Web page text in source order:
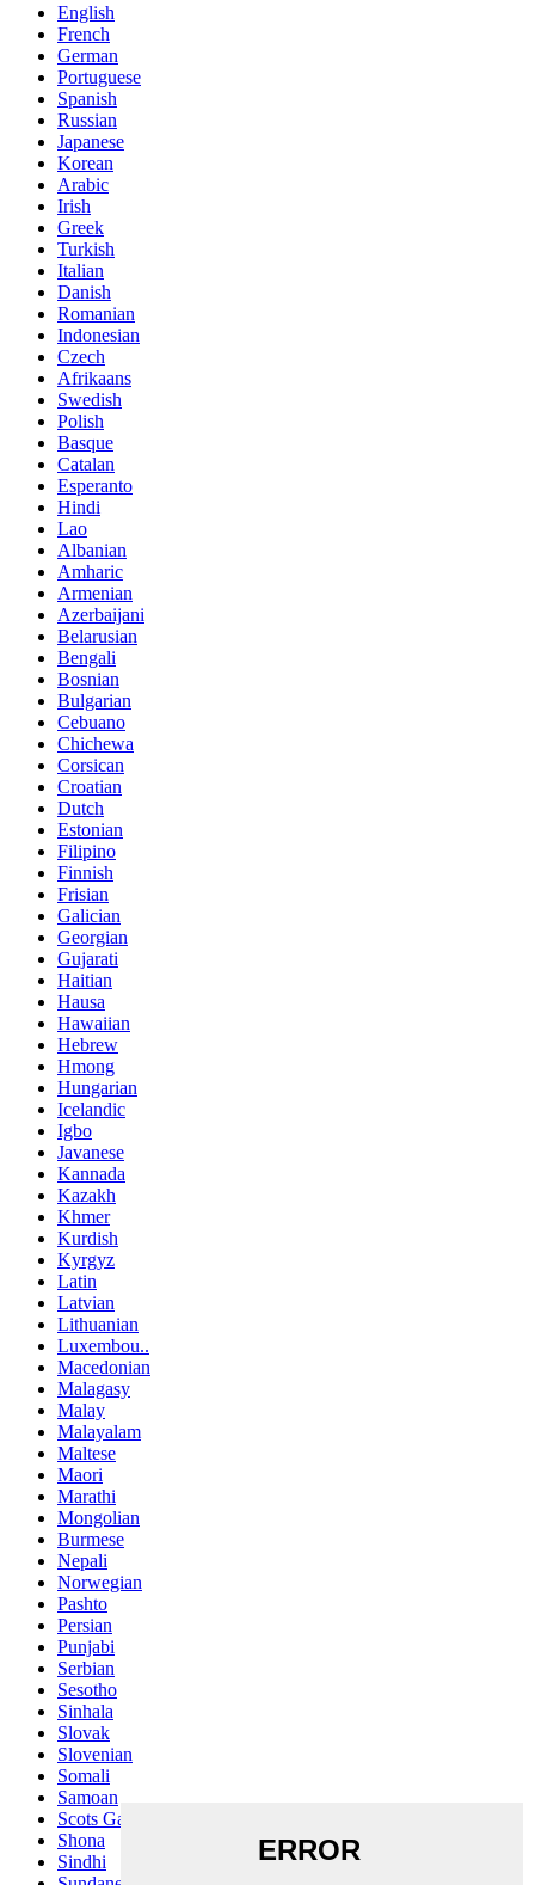
English
French
German
Portuguese
Spanish
Russian
Japanese
Korean
Arabic
Irish
Greek
Turkish
Italian
Danish
Romanian
Indonesian
Czech
Afrikaans
Swedish
Polish
Basque
Catalan
Esperanto
Hindi
Lao
Albanian
Amharic
Armenian
Azerbaijani
Belarusian
Bengali
Bosnian
Bulgarian
Cebuano
Chichewa
Corsican
Croatian
Dutch
Estonian
Filipino
Finnish
Frisian
Galician
Georgian
Gujarati
Haitian
Hausa
Hawaiian
Hebrew
Hmong
Hungarian
Icelandic
Igbo
Javanese
Kannada
Kazakh
Khmer
Kurdish
Kyrgyz
Latin
Latvian
Lithuanian
Luxembou..
Macedonian
Malagasy
Malay
Malayalam
Maltese
Maori
Marathi
Mongolian
Burmese
Nepali
Norwegian
Pashto
Persian
Punjabi
Serbian
Sesotho
Sinhala
Slovak
Slovenian
Somali
Samoan
Scots Gaelic
Shona
Sindhi